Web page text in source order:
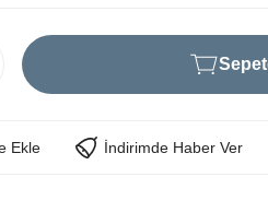
İndirimde Haber Ver